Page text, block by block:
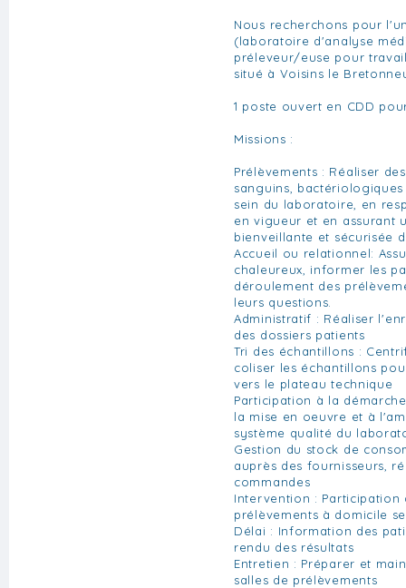
Nous recherchons pour
(laboratoire d'analyse
préleveur/euse pour
situé à Voisins le
1 poste ouvert en CDD
Missions :
Prélèvements : Réaliser
sanguins,
sein du laboratoire, en
en vigueur et en assurant
bienveillante et sécurisée
Accueil ou relationnel:
chaleureux, informer les
déroulement des
leurs questions.
Administratif : Réaliser
des dossiers patients
Tri des échantillons :
coliser les échantillons
vers le plateau technique
Participation à la
la mise en oeuvre et à
système qualité du
Gestion du stock de
auprès des fournisseurs,
commandes
Intervention : Participation
prélèvements à domicile
Délai : Information des
rendu des résultats
Entretien : Préparer et
salles de prélèvements